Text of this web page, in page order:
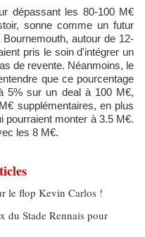
sonne comme un futur
autour de 12-
pris le soin d'intégrer un
de revente. Néanmoins, le
que ce pourcentage
5% sur un deal à 100 M€,
supplémentaires, en plus
pourraient monter à 3.5 M€.
les 8 M€.
le flop Kevin Carlos !
du Stade Rennais pour